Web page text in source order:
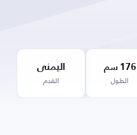
176 سم
الطول
اليمنى
القدم